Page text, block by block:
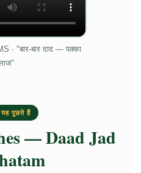
· "बार-बार दाद — पक्का
यह पूछते हैं
— Daad Jad